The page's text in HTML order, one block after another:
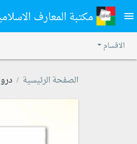
menu مكتبة المعارف
الاقسام
الصفحة الرئيسية